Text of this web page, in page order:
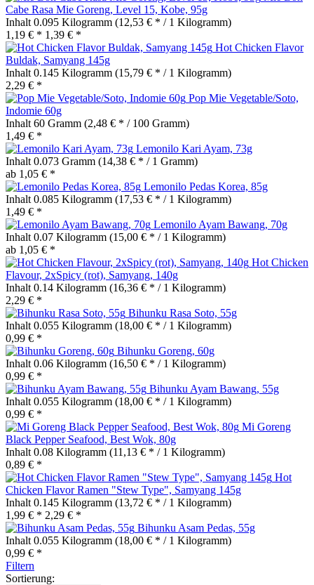
Cabe Rasa Mie Goreng, Level 15, Kobe, 95g
Inhalt 0.095 Kilogramm (12,53 € * / 1 Kilogramm)
1,19 € * 1,39 € *
Hot Chicken Flavor
Buldak, Samyang 145g
Inhalt 0.145 Kilogramm (15,79 € * / 1 Kilogramm)
2,29 € *
Pop Mie Vegetable/Soto,
Indomie 60g
Inhalt 60 Gramm (2,48 € * / 100 Gramm)
1,49 € *
Lemonilo Kari Ayam, 73g
Inhalt 0.073 Gramm (14,38 € * / 1 Gramm)
ab 1,05 € *
Lemonilo Pedas Korea, 85g
Inhalt 0.085 Kilogramm (17,53 € * / 1 Kilogramm)
1,49 € *
Lemonilo Ayam Bawang, 70g
Inhalt 0.07 Kilogramm (15,00 € * / 1 Kilogramm)
ab 1,05 € *
Hot Chicken
Flavour, 2xSpicy (rot), Samyang, 140g
Inhalt 0.14 Kilogramm (16,36 € * / 1 Kilogramm)
2,29 € *
Bihunku Rasa Soto, 55g
Inhalt 0.055 Kilogramm (18,00 € * / 1 Kilogramm)
0,99 € *
Bihunku Goreng, 60g
Inhalt 0.06 Kilogramm (16,50 € * / 1 Kilogramm)
0,99 € *
Bihunku Ayam Bawang, 55g
Inhalt 0.055 Kilogramm (18,00 € * / 1 Kilogramm)
0,99 € *
Mi Goreng
Black Pepper Seafood, Best Wok, 80g
Inhalt 0.08 Kilogramm (11,13 € * / 1 Kilogramm)
0,89 € *
Hot
Chicken Flavor Ramen "Stew Type", Samyang 145g
Inhalt 0.145 Kilogramm (13,72 € * / 1 Kilogramm)
1,99 € * 2,29 € *
Bihunku Asam Pedas, 55g
Inhalt 0.055 Kilogramm (18,00 € * / 1 Kilogramm)
0,99 € *
Filtern
Sortierung: